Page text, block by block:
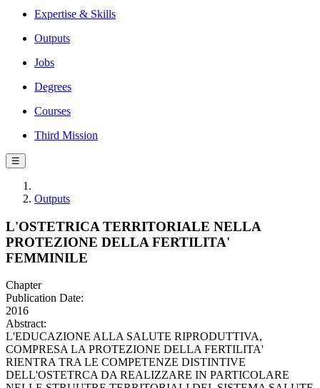
Expertise & Skills
Outputs
Jobs
Degrees
Courses
Third Mission
☰
Outputs
L'OSTETRICA TERRITORIALE NELLA
PROTEZIONE DELLA FERTILITA'
FEMMINILE
Chapter
Publication Date:
2016
Abstract:
L'EDUCAZIONE ALLA SALUTE RIPRODUTTIVA,
COMPRESA LA PROTEZIONE DELLA FERTILITA'
RIENTRA TRA LE COMPETENZE DISTINTIVE
DELL'OSTETRCA DA REALIZZARE IN PARTICOLARE